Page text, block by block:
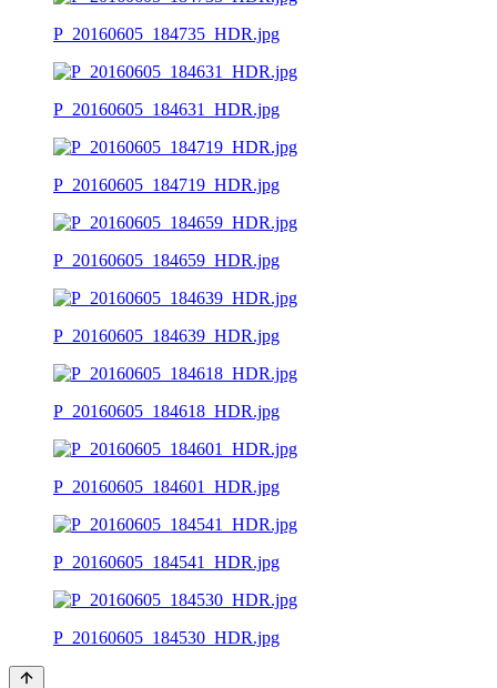
P_20160605_184735_HDR.jpg
P_20160605_184631_HDR.jpg
P_20160605_184719_HDR.jpg
P_20160605_184659_HDR.jpg
P_20160605_184639_HDR.jpg
P_20160605_184618_HDR.jpg
P_20160605_184601_HDR.jpg
P_20160605_184541_HDR.jpg
P_20160605_184530_HDR.jpg